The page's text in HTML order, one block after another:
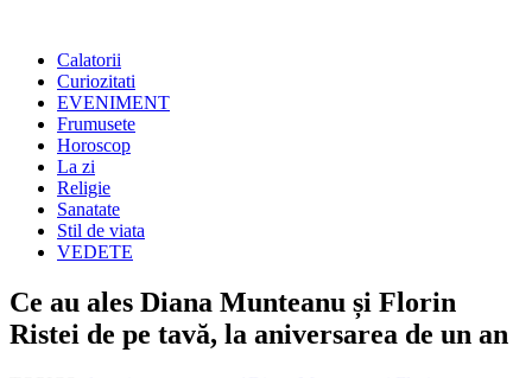
Calatorii
Curiozitati
EVENIMENT
Frumusete
Horoscop
La zi
Religie
Sanatate
Stil de viata
VEDETE
Ce au ales Diana Munteanu și Florin
Ristei de pe tavă, la aniversarea de un an